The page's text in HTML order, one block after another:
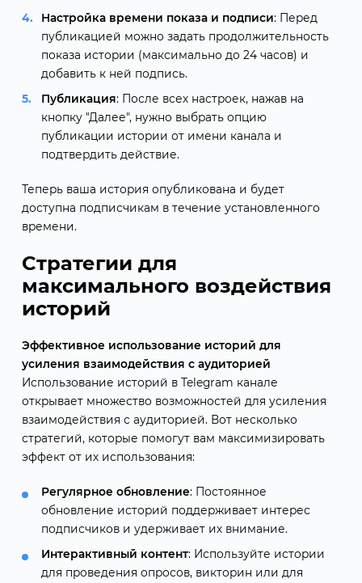
Настройка времени показа и подписи: Перед
публикацией можно задать продолжительность
показа истории (максимально до 24 часов) и
добавить к ней подпись.
Публикация: После всех настроек, нажав на
кнопку "Далее", нужно выбрать опцию
публикации истории от имени канала и
подтвердить действие.
Теперь ваша история опубликована и будет
доступна подписчикам в течение установленного
времени.
Стратегии для
максимального воздействия
историй
Эффективное использование историй для
усиления взаимодействия с аудиторией
Использование историй в Telegram канале
открывает множество возможностей для усиления
взаимодействия с аудиторией. Вот несколько
стратегий, которые помогут вам максимизировать
эффект от их использования:
Регулярное обновление: Постоянное
обновление историй поддерживает интерес
подписчиков и удерживает их внимание.
Интерактивный контент: Используйте истории
для проведения опросов, викторин или для